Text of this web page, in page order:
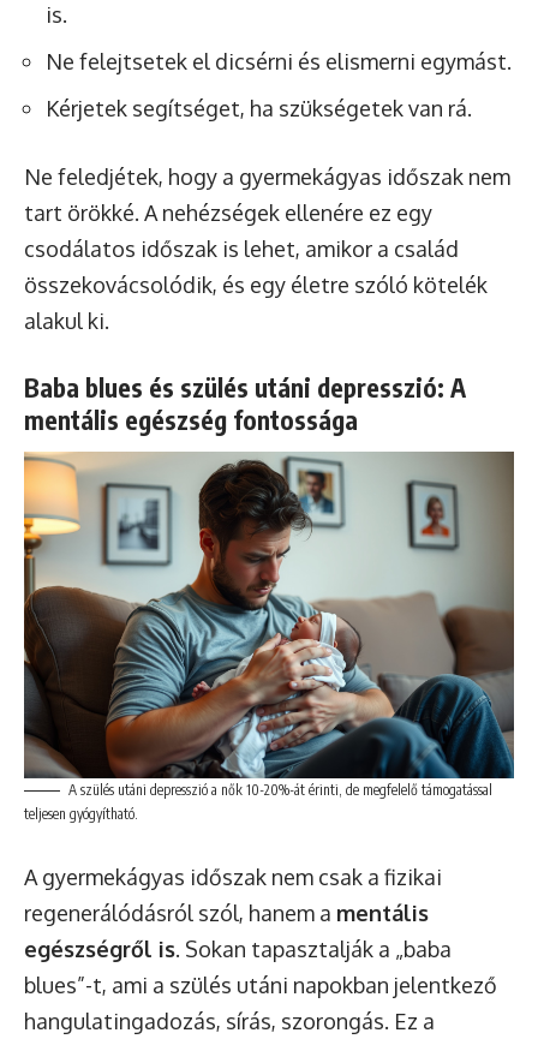
is.
Ne felejtsetek el dicsérni és elismerni egymást.
Kérjetek segítséget, ha szükségetek van rá.
Ne feledjétek, hogy a gyermekágyas időszak nem
tart örökké. A nehézségek ellenére ez egy
csodálatos időszak is lehet, amikor a család
összekovácsolódik, és egy életre szóló kötelék
alakul ki.
Baba blues és szülés utáni depresszió: A
mentális egészség fontossága
A szülés utáni depresszió a nők 10-20%-át érinti, de megfelelő támogatással
teljesen gyógyítható.
A gyermekágyas időszak nem csak a fizikai
regenerálódásról szól, hanem a mentális
egészségről is. Sokan tapasztalják a „baba
blues”-t, ami a szülés utáni napokban jelentkező
hangulatingadozás, sírás, szorongás. Ez a